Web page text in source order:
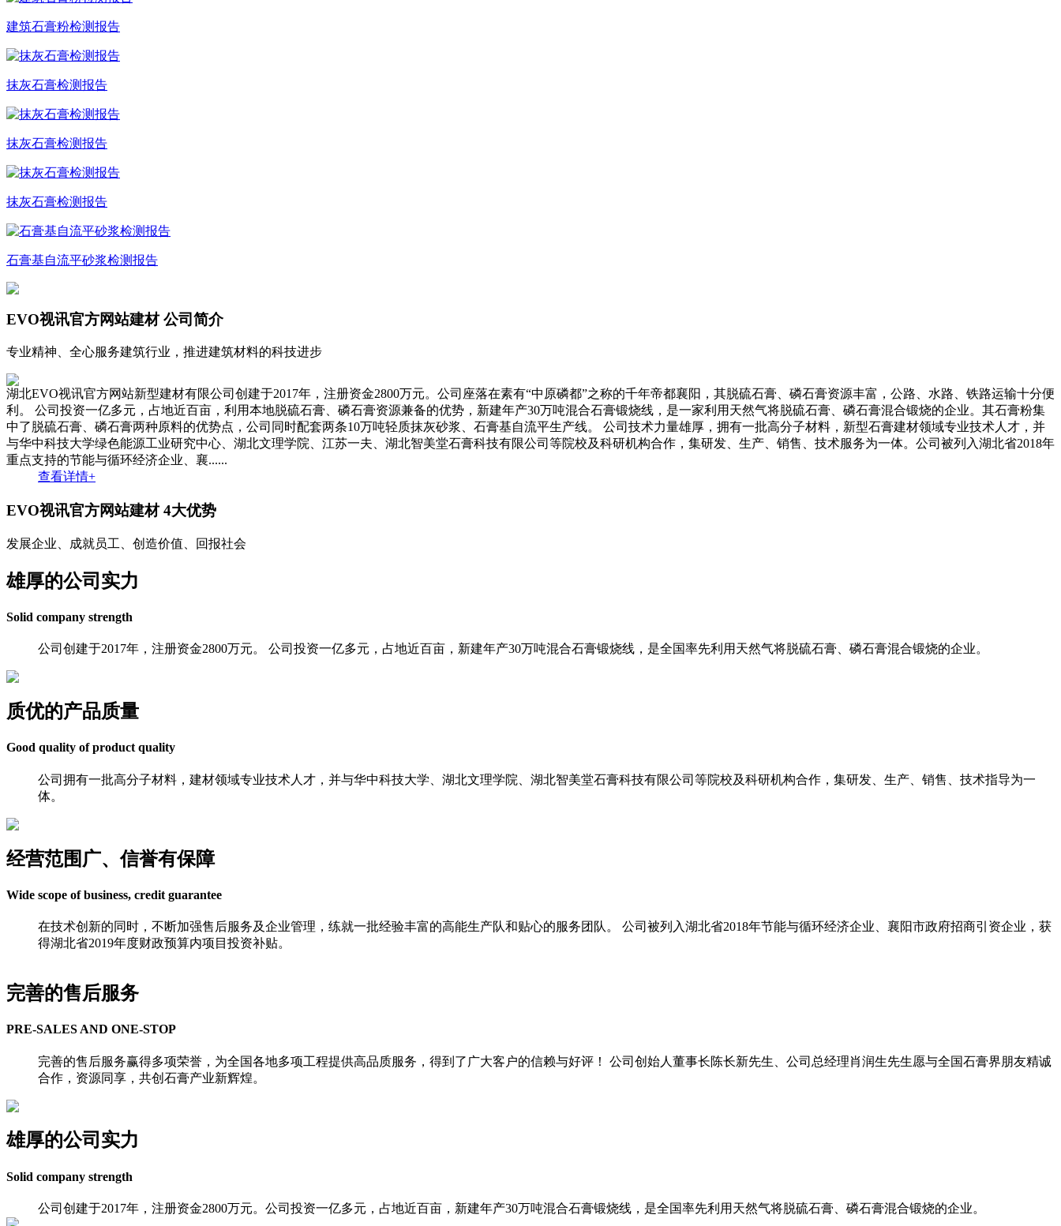
建筑石膏粉检测报告
抹灰石膏检测报告
抹灰石膏检测报告
抹灰石膏检测报告
石膏基自流平砂浆检测报告
EVO视讯官方网站建材公司简介
专业精神、全心服务建筑行业，推进建筑材料的科技进步
湖北EVO视讯官方网站新型建材有限公司创建于2017年，注册资金2800万元。公司座落在素有“中原磷都”之称的千年帝都襄阳，其脱硫石膏、磷石膏资源丰富，公路、水路、铁路运输十分便
利。 公司投资一亿多元，占地近百亩，利用本地脱硫石膏、磷石膏资源兼备的优势，新建年产30万吨混合石膏锻烧线，是一家利用天然气将脱硫石膏、磷石膏混合锻烧的企业。其石膏粉集
中了脱硫石膏、磷石膏两种原料的优势点，公司同时配套两条10万吨轻质抹灰砂浆、石膏基自流平生产线。 公司技术力量雄厚，拥有一批高分子材料，新型石膏建材领域专业技术人才，并
与华中科技大学绿色能源工业研究中心、湖北文理学院、江苏一夫、湖北智美堂石膏科技有限公司等院校及科研机构合作，集研发、生产、销售、技术服务为一体。公司被列入湖北省2018年
重点支持的节能与循环经济企业、襄......
查看详情+
EVO视讯官方网站建材4大优势
发展企业、成就员工、创造价值、回报社会
雄厚的公司实力
Solid company strength
公司创建于2017年，注册资金2800万元。 公司投资一亿多元，占地近百亩，新建年产30万吨混合石膏锻烧线，是全国率先利用天然气将脱硫石膏、磷石膏混合锻烧的企业。
质优的产品质量
Good quality of product quality
公司拥有一批高分子材料，建材领域专业技术人才，并与华中科技大学、湖北文理学院、湖北智美堂石膏科技有限公司等院校及科研机构合作，集研发、生产、销售、技术指导为一
体。
经营范围广、信誉有保障
Wide scope of business, credit guarantee
在技术创新的同时，不断加强售后服务及企业管理，练就一批经验丰富的高能生产队和贴心的服务团队。 公司被列入湖北省2018年节能与循环经济企业、襄阳市政府招商引资企业，获
得湖北省2019年度财政预算内项目投资补贴。
完善的售后服务
PRE-SALES AND ONE-STOP
完善的售后服务赢得多项荣誉，为全国各地多项工程提供高品质服务，得到了广大客户的信赖与好评！ 公司创始人董事长陈长新先生、公司总经理肖润生先生愿与全国石膏界朋友精诚
合作，资源同享，共创石膏产业新辉煌。
雄厚的公司实力
Solid company strength
公司创建于2017年，注册资金2800万元。公司投资一亿多元，占地近百亩，新建年产30万吨混合石膏锻烧线，是全国率先利用天然气将脱硫石膏、磷石膏混合锻烧的企业。